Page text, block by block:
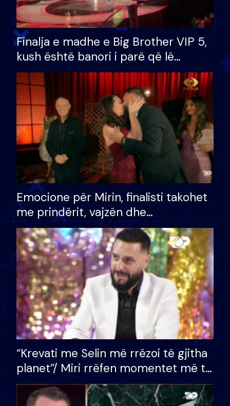
Finalja e madhe e Big Brother VIP 5,
kush është banori i parë që lë
shtëpinë dhe humb mundësinë për
të fituar çmimin e madh
Emocione për Mirin, finalisti takohet
me prindërit, vajzën dhe
bashkëshorten: S’kemi ndonjë letër
divorci apo jo?
“Krevati me Selin më rrëzoi të gjitha
planet”/ Miri rrëfen momentet më të
bukura në shtëpinë e BB VIP: Do më
mungojë zilja e mëngjesit kur…